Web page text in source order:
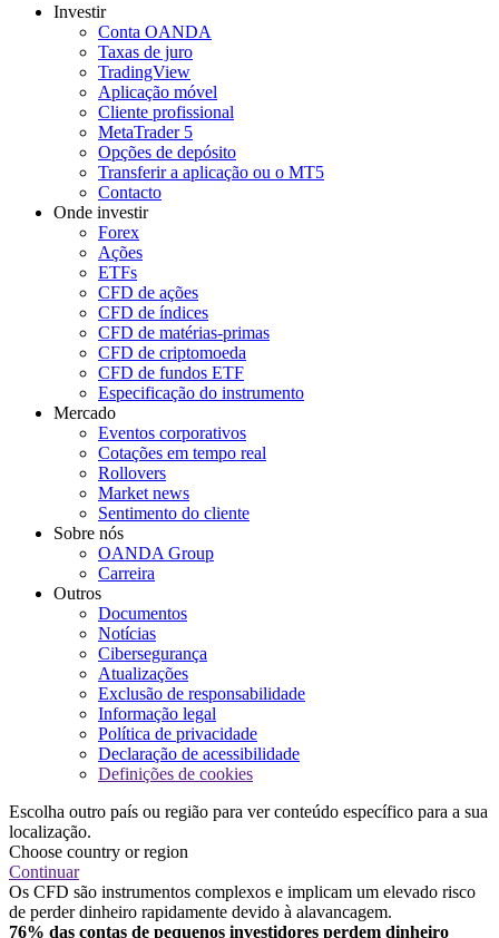
Investir
Conta OANDA
Taxas de juro
TradingView
Aplicação móvel
Cliente profissional
MetaTrader 5
Opções de depósito
Transferir a aplicação ou o MT5
Contacto
Onde investir
Forex
Ações
ETFs
CFD de ações
CFD de índices
CFD de matérias-primas
CFD de criptomoeda
CFD de fundos ETF
Especificação do instrumento
Mercado
Eventos corporativos
Cotações em tempo real
Rollovers
Market news
Sentimento do cliente
Sobre nós
OANDA Group
Carreira
Outros
Documentos
Notícias
Cibersegurança
Atualizações
Exclusão de responsabilidade
Informação legal
Política de privacidade
Declaração de acessibilidade
Definições de cookies
Escolha outro país ou região para ver conteúdo específico para a sua
localização.
Choose country or region
Continuar
Os CFD são instrumentos complexos e implicam um elevado risco
de perder dinheiro rapidamente devido à alavancagem.
76% das contas de pequenos investidores perdem dinheiro